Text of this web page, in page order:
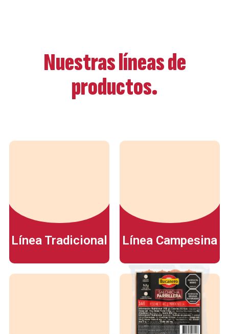
Nuestras líneas de
productos.
Línea Tradicional Línea Campesina